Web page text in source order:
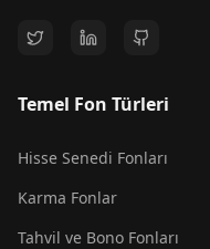
Temel Fon Türleri
Hisse Senedi Fonları
Karma Fonlar
Tahvil ve Bono Fonları